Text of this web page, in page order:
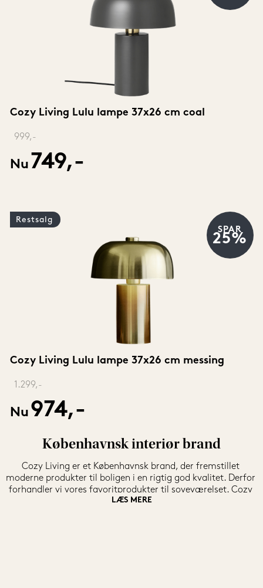
Cozy Living Lulu lampe 37x26 cm coal
999,-
Nu 749,-
Cozy Living Lulu lampe 37x26 cm messing
1.299,-
Nu 974,-
SPAR
25%
Restsalg
Københavnsk interiør brand
Cozy Living er et Københavnsk brand, der fremstillet
moderne produkter til boligen i en rigtig god kvalitet. Derfor
forhandler vi vores favoritprodukter til soveværelset. Cozy
Living er et relativt nyt interiør brand i Danmark, men har
LÆS MERE